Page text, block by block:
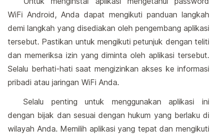
WiFi Android, Anda dapat mengikuti panduan langkah
demi langkah yang disediakan oleh pengembang aplikasi
tersebut. Pastikan untuk mengikuti petunjuk dengan teliti
dan memeriksa izin yang diminta oleh aplikasi tersebut.
Selalu berhati-hati saat mengizinkan akses ke informasi
pribadi atau jaringan WiFi Anda.
Selalu penting untuk menggunakan aplikasi ini
dengan bijak dan sesuai dengan hukum yang berlaku di
wilayah Anda. Memilih aplikasi yang tepat dan mengikuti